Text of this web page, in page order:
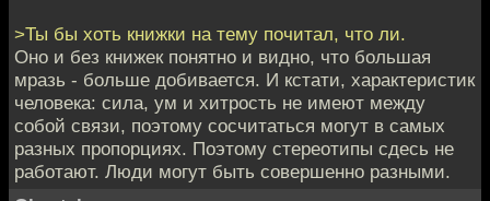
>Ты бы хоть книжки на тему почитал, что ли.
Оно и без книжек понятно и видно, что большая
мразь - больше добивается. И кстати, характеристик
человека: сила, ум и хитрость не имеют между
собой связи, поэтому сосчитаться могут в самых
разных пропорциях. Поэтому стереотипы сдесь не
работают. Люди могут быть совершенно разными.